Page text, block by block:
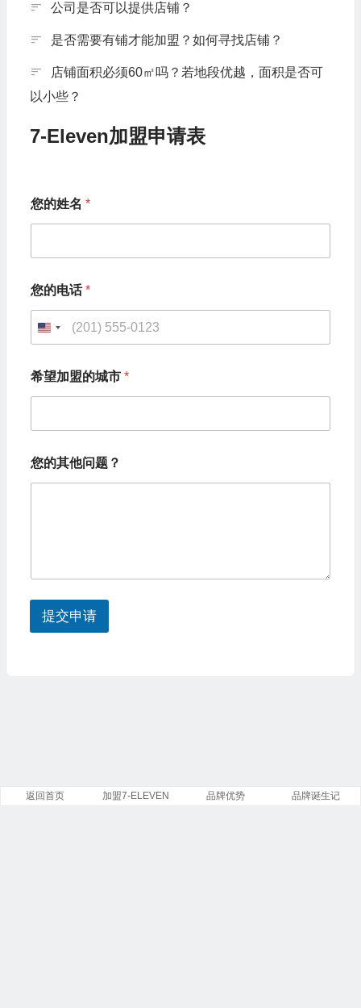
公司是否可以提供店铺？
是否需要有铺才能加盟？如何寻找店铺？
店铺面积必须60㎡吗？若地段优越，面积是否可
以小些？
7-Eleven加盟申请表
您的姓名 *
您的电话*
U
i
e
d
S
e
s
+
的
其
？
希
望
*
希望加盟的城市 *
您的其他问题？
提交申请
返回首页 加盟7-ELEVEN 品牌优势 品牌诞生记